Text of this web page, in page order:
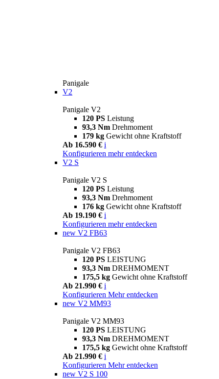
Panigale
V2
Panigale V2
120 PS Leistung
93,3 Nm Drehmoment
179 kg Gewicht ohne Kraftstoff
Ab 16.590 € i
Konfigurieren mehr entdecken
V2 S
Panigale V2 S
120 PS Leistung
93,3 Nm Drehmoment
176 kg Gewicht ohne Kraftstoff
Ab 19.190 € i
Konfigurieren mehr entdecken
new V2 FB63
Panigale V2 FB63
120 PS LEISTUNG
93,3 Nm DREHMOMENT
175,5 kg Gewicht ohne Kraftstoff
Ab 21.990 € i
Konfigurieren Mehr entdecken
new V2 MM93
Panigale V2 MM93
120 PS LEISTUNG
93,3 Nm DREHMOMENT
175,5 kg Gewicht ohne Kraftstoff
Ab 21.990 € i
Konfigurieren Mehr entdecken
new V2 S 100